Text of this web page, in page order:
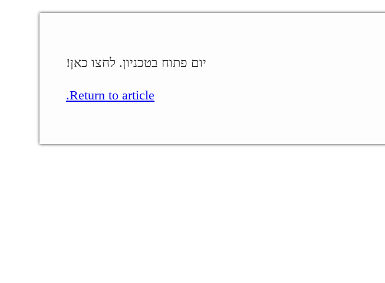
יום פתוח בטכניון. לחצו כאן!
Return to article.